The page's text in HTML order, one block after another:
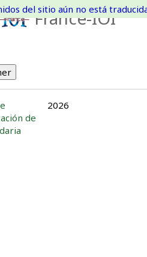
France-IOI
del sitio aún no está
de
2026